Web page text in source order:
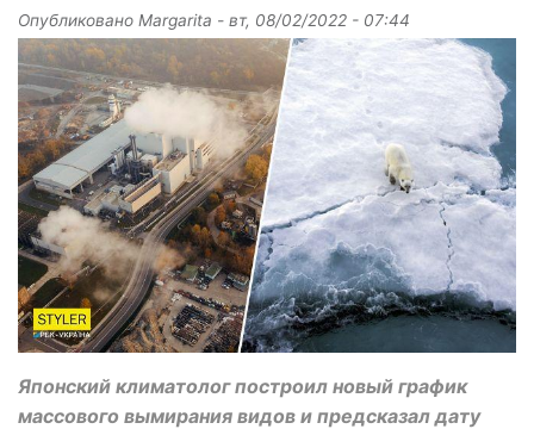
Опубликовано Margarita - вт, 08/02/2022 - 07:44
Японский климатолог построил новый график
массового вымирания видов и предсказал дату